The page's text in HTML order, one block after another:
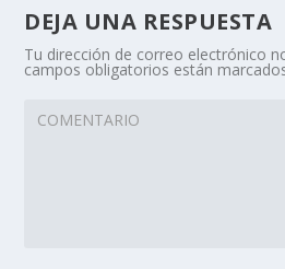
DEJA UNA RESPUESTA
Tu dirección de correo electrónico
campos obligatorios están